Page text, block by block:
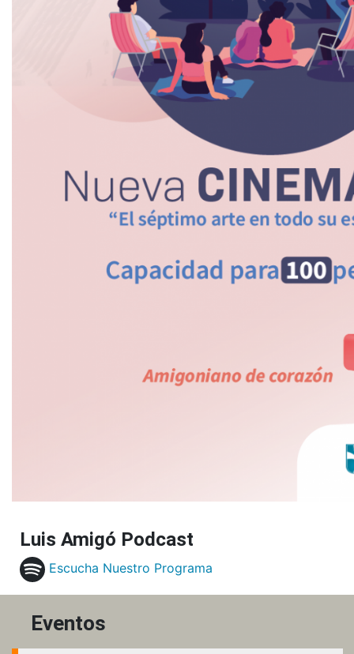
Luis Amigó Podcast
Escucha Nuestro Programa
Eventos